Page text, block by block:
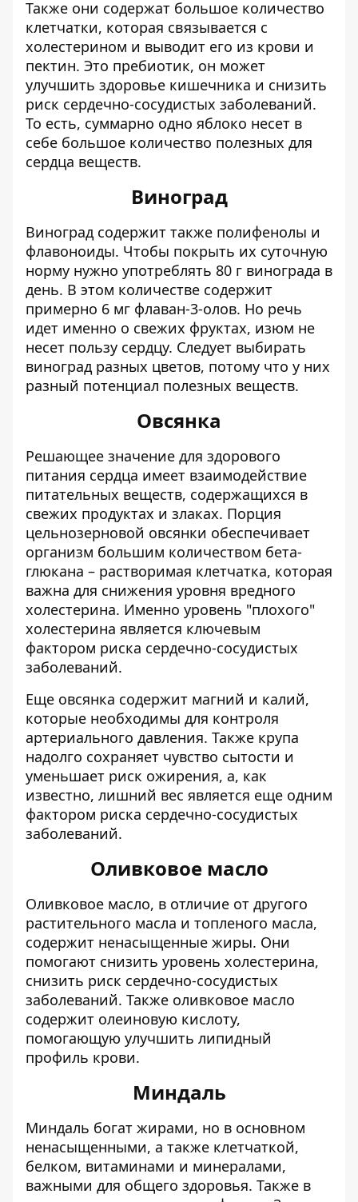
Также они содержат большое количество
клетчатки, которая связывается с
холестерином и выводит его из крови и
пектин. Это пребиотик, он может
улучшить здоровье кишечника и снизить
риск сердечно-сосудистых заболеваний.
То есть, суммарно одно яблоко несет в
себе большое количество полезных для
сердца веществ.
Виноград
Виноград содержит также полифенолы и
флавоноиды. Чтобы покрыть их суточную
норму нужно употреблять 80 г винограда в
день. В этом количестве содержит
примерно 6 мг флаван-3-олов. Но речь
идет именно о свежих фруктах, изюм не
несет пользу сердцу. Следует выбирать
виноград разных цветов, потому что у них
разный потенциал полезных веществ.
Овсянка
Решающее значение для здорового
питания сердца имеет взаимодействие
питательных веществ, содержащихся в
свежих продуктах и злаках. Порция
цельнозерновой овсянки обеспечивает
организм большим количеством бета-
глюкана – растворимая клетчатка, которая
важна для снижения уровня вредного
холестерина. Именно уровень "плохого"
холестерина является ключевым
фактором риска сердечно-сосудистых
заболеваний.
Еще овсянка содержит магний и калий,
которые необходимы для контроля
артериального давления. Также крупа
надолго сохраняет чувство сытости и
уменьшает риск ожирения, а, как
известно, лишний вес является еще одним
фактором риска сердечно-сосудистых
заболеваний.
Оливковое масло
Оливковое масло, в отличие от другого
растительного масла и топленого масла,
содержит ненасыщенные жиры. Они
помогают снизить уровень холестерина,
снизить риск сердечно-сосудистых
заболеваний. Также оливковое масло
содержит олеиновую кислоту,
помогающую улучшить липидный
профиль крови.
Миндаль
Миндаль богат жирами, но в основном
ненасыщенными, а также клетчаткой,
белком, витаминами и минералами,
важными для общего здоровья. Также в